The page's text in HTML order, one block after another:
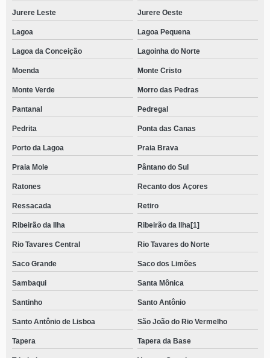
Jurere Leste Jurere Oeste
Lagoa Lagoa Pequena
Lagoa da Conceição Lagoinha do Norte
Moenda Monte Cristo
Monte Verde Morro das Pedras
Pantanal Pedregal
Pedrita Ponta das Canas
Porto da Lagoa Praia Brava
Praia Mole Pântano do Sul
Ratones Recanto dos Açores
Ressacada Retiro
Ribeirão da Ilha Ribeirão da Ilha[1]
Rio Tavares Central Rio Tavares do Norte
Saco Grande Saco dos Limões
Sambaqui Santa Mônica
Santinho Santo Antônio
Santo Antônio de Lisboa São João do Rio Vermelho
Tapera Tapera da Base